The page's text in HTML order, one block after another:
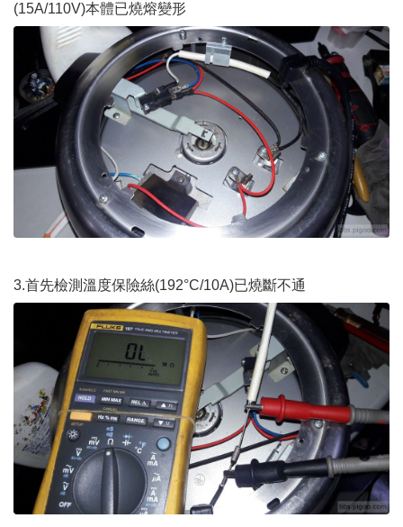
(15A/110V)本體已燒熔變形
3.首先檢測溫度保險絲(192°C/10A)已燒斷不通